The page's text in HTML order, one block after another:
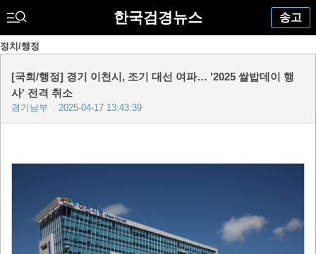
한국검경뉴스 송고
정치/행정
[국회/행정] 경기 이천시, 조기 대선 여파… '2025 쌀밥데이 행
사' 전격 취소
경기남부 2025-04-17 13:43:39